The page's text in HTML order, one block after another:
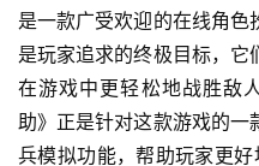
是一款广受欢迎的在线角
是玩家追求的终极目标，它
在游戏中更轻松地战胜敌
助》正是针对这款游戏的一
兵模拟功能，帮助玩家更